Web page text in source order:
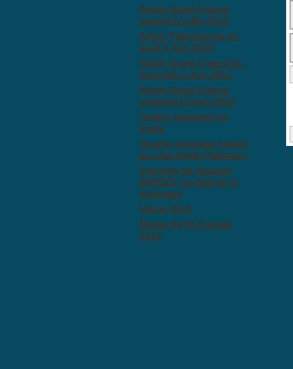
Article Ouest France
samedi 6 juillet 2013
Article Télégramme du
jeudi 6 Juin 2013
Article Ouest France du
mercredi 5 Juin 2013
Article Ouest France
vendredi 8 mars 2013
Quatre passages de
grade
Quatre nouveaux gradés
au Club Aïkido Ploemeur
Interview de Jacques
BARDET au-delà de la
technique
Voeux 2013
Repas de fin d'année
2012